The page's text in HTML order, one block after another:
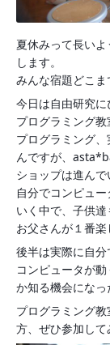
夏休みって長い
します。
みんな宿題どこ
今日は自由研究に
プログラミング教
プログラミング
んですが、
ショップは進ん
自分でコンピュ
いく中で、子供
お父さんが１番
後半は実際に自
コンピュータが
か知る機会にな
プログラミング
方、ぜひ参加して